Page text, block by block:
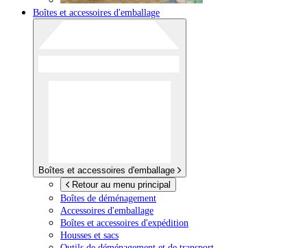
Boîtes et accessoires d'emballage
Boîtes et accessoires d'emballage
Retour au menu principal
Boîtes de déménagement
Accessoires d'emballage
Boîtes et accessoires d'expédition
Housses et sacs